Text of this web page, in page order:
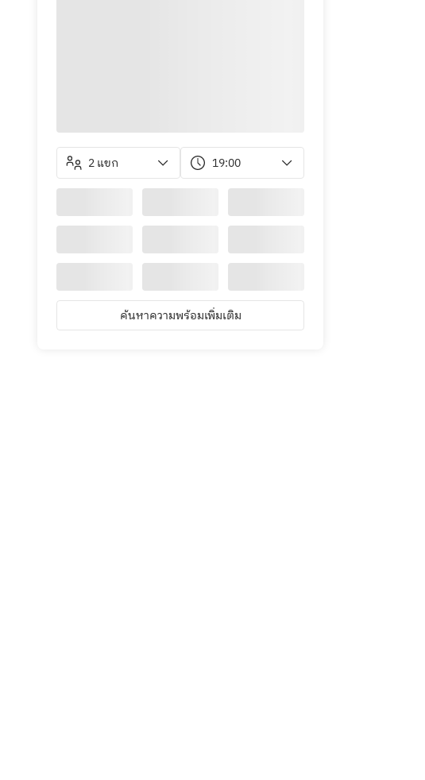
2 แขก 19:00
ค้นหาความพร้อมเพิ่มเติม